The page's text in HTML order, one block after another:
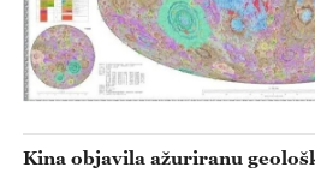
Kina objavila ažuriranu